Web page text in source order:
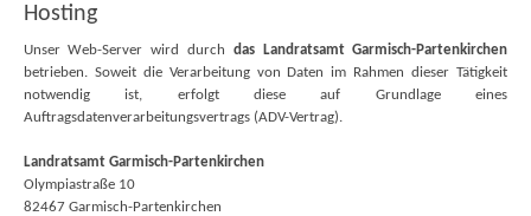
Hosting
Unser Web-Server wird durch das Landratsamt Garmisch-Partenkirchen
betrieben. Soweit die Verarbeitung von Daten im Rahmen dieser Tätigkeit
notwendig ist, erfolgt diese auf Grundlage eines
Auftragsdatenverarbeitungsvertrags (ADV-Vertrag).
Landratsamt Garmisch-Partenkirchen
Olympiastraße 10
82467 Garmisch-Partenkirchen